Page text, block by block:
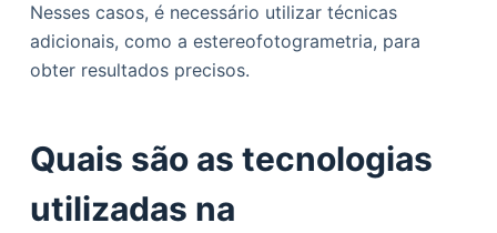
Nesses casos, é necessário utilizar técnicas
adicionais, como a estereofotogrametria, para
obter resultados precisos.
Quais são as tecnologias
utilizadas na